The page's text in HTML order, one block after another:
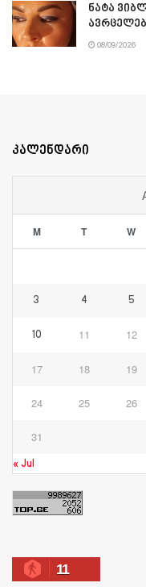
ნატა
08/09/2026
კალენდარი
M T W
3 4 5
10 11 12
17 18 19
24 25 26
31
« Jul
11